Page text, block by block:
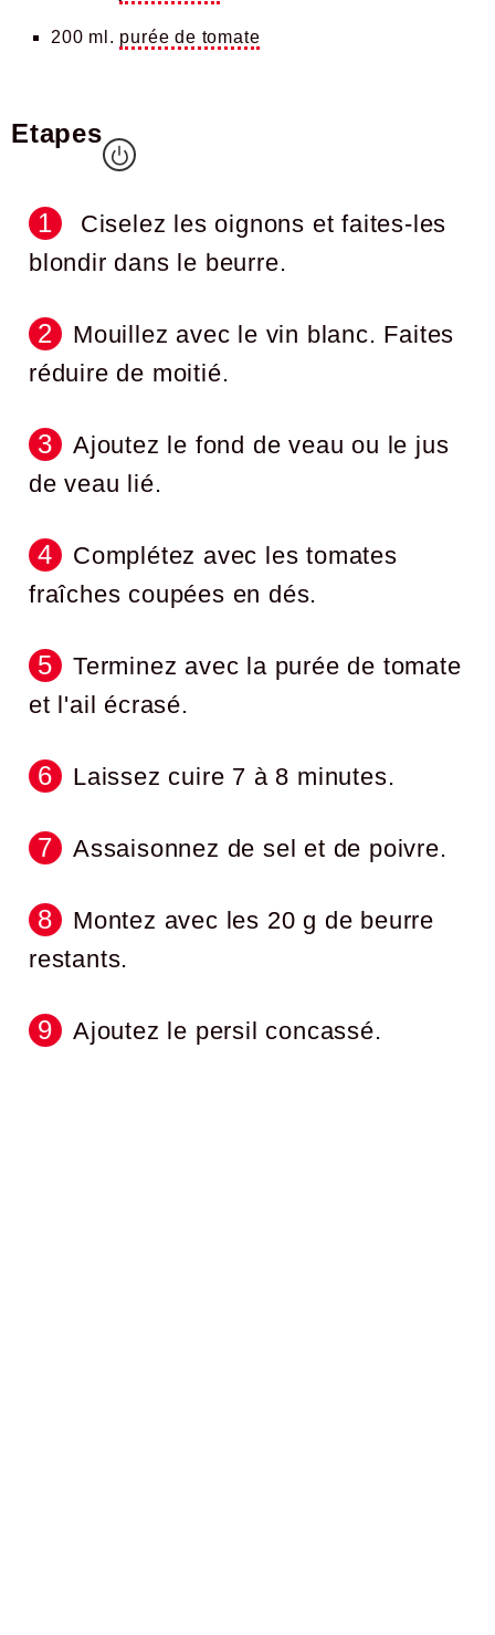
200 ml. purée de tomate
Etapes
Ciselez les oignons et faites-les
blondir dans le beurre.
Mouillez avec le vin blanc. Faites
réduire de moitié.
Ajoutez le fond de veau ou le jus
de veau lié.
Complétez avec les tomates
fraîches coupées en dés.
Terminez avec la purée de tomate
et l'ail écrasé.
Laissez cuire 7 à 8 minutes.
Assaisonnez de sel et de poivre.
Montez avec les 20 g de beurre
restants.
Ajoutez le persil concassé.